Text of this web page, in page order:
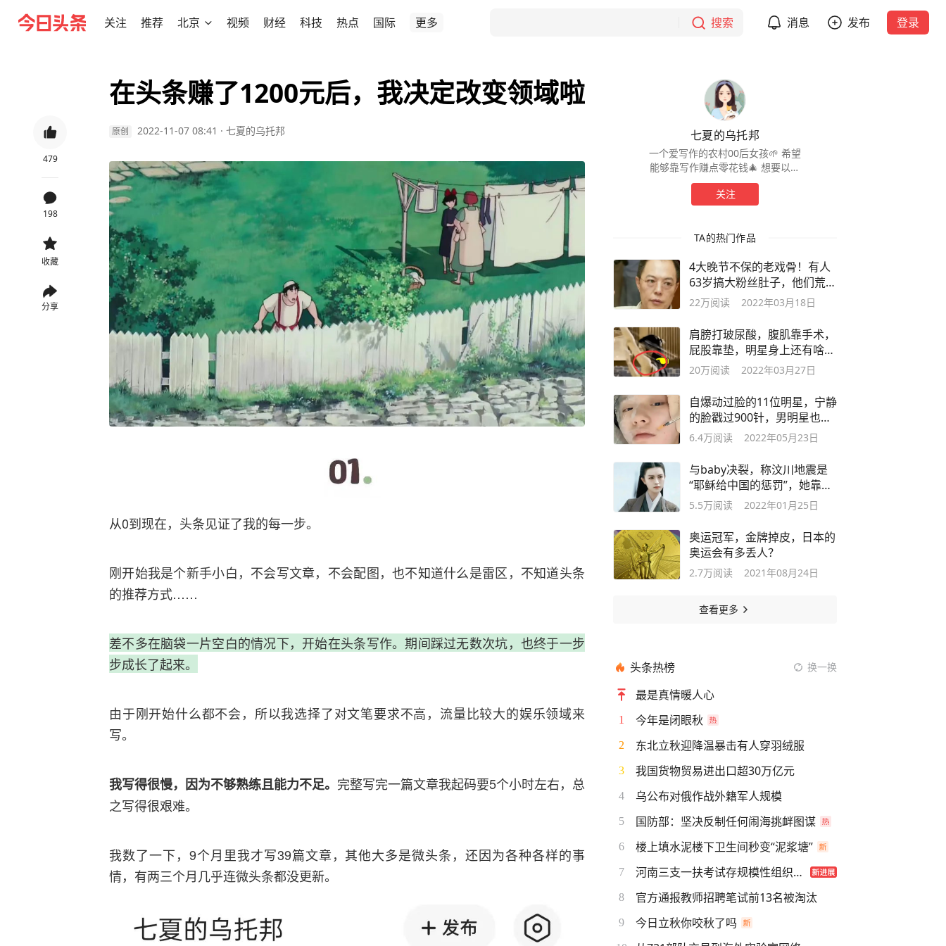
关注 推荐 北京 视频 财经 科技 热点 国际 更多 搜索 消息 发布 登录
479
198
收藏
分享
在头条赚了1200元后，我决定改变领域啦
原创 2022-11-07 08:41 · 七夏的乌托邦
从0到现在，头条见证了我的每一步。
刚开始我是个新手小白，不会写文章，不会配图，也不知道什么是雷区，不知道头条
的推荐方式……
差不多在脑袋一片空白的情况下，开始在头条写作。期间踩过无数次坑，也终于一步
步成长了起来。
由于刚开始什么都不会，所以我选择了对文笔要求不高，流量比较大的娱乐领域来
写。
我写得很慢，因为不够熟练且能力不足。 完整写完一篇文章我起码要5个小时左右，总
之写得很艰难。
我数了一下，9个月里我才写39篇文章，其他大多是微头条，还因为各种各样的事
情，有两三个月几乎连微头条都没更新。
七夏的乌托邦
一个爱写作的农村00后女孩🌱 希望
能够靠写作赚点零花钱🎄 想要以自
己喜欢的方式度过余生🌿 全网同昵
称，欢迎你来找我✨
关注
TA的热门作品
4大晚节不保的老戏骨！有人
63岁搞大粉丝肚子，他们荒唐
至极
22万阅读 2022年03月18日
肩膀打玻尿酸，腹肌靠手术，
屁股靠垫，明星身上还有啥是
真的？
20万阅读 2022年03月27日
自爆动过脸的11位明星，宁静
的脸戳过900针，男明星也爱
动脸
6.4万阅读 2022年05月23日
与baby决裂，称汶川地震是
“耶稣给中国的惩罚”，她靠演
技翻红？
5.5万阅读 2022年01月25日
奥运冠军，金牌掉皮，日本的
奥运会有多丢人？
2.7万阅读 2021年08月24日
查看更多
头条热榜 换一换
最是真情暖人心
1 今年是闭眼秋
2 东北立秋迎降温暴击有人穿羽绒服
3 我国货物贸易进出口超30万亿元
4 乌公布对俄作战外籍军人规模
5 国防部：坚决反制任何闹海挑衅图谋
6 楼上填水泥楼下卫生间秒变“泥浆塘”
7 河南三支一扶考试存规模性组织作弊
8 官方通报教师招聘笔试前13名被淘汰
9 今日立秋你咬秋了吗